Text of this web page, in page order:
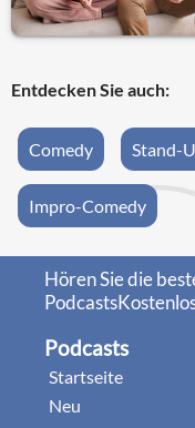
Entdecken Sie auch:
Comedy Stand-
Impro-Comedy
Hören Sie die
Podcasts
Startseite
Neu